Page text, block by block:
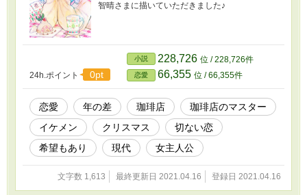
智晴さまに描いていただきました♪
24h.ポイント 0pt
小説 228,726 位 / 228,726件
恋愛 66,355 位 / 66,355件
恋愛 年の差 珈琲店
珈琲店のマスター
イケメン
クリスマス
切ない恋
希望もあり
現代 女主人公
文字数 1,613 最終更新日 2021.04.16 登録日 2021.04.16